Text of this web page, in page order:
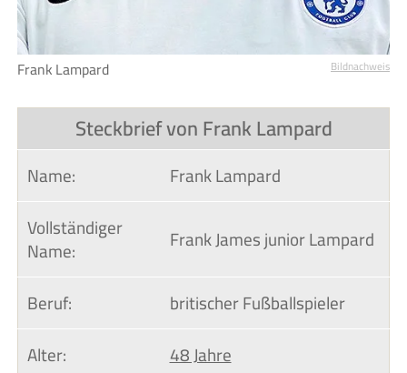
Frank Lampard Bildnachweis
Steckbrief von Frank Lampard
Name:
Frank Lampard
Vollständiger
Name:
Frank James junior Lampard
Beruf:
britischer Fußballspieler
Alter:
48 Jahre